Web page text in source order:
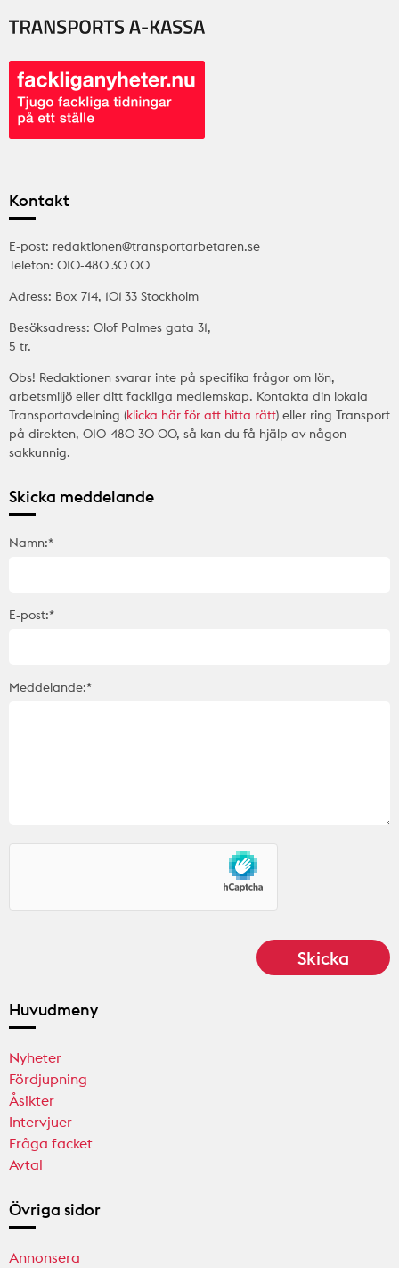
Kontakt
E-post: redaktionen@transportarbetaren.se
Telefon: 010-480 30 00
Adress: Box 714, 101 33 Stockholm
Besöksadress: Olof Palmes gata 31,
5 tr.
Obs! Redaktionen svarar inte på specifika frågor om lön,
arbetsmiljö eller ditt fackliga medlemskap. Kontakta din lokala
Transportavdelning (klicka här för att hitta rätt) eller ring Transport
på direkten, 010-480 30 00, så kan du få hjälp av någon
sakkunnig.
Skicka meddelande
Namn:*
E-post:*
Meddelande:*
Huvudmeny
Nyheter
Fördjupning
Åsikter
Intervjuer
Fråga facket
Avtal
Övriga sidor
Annonsera